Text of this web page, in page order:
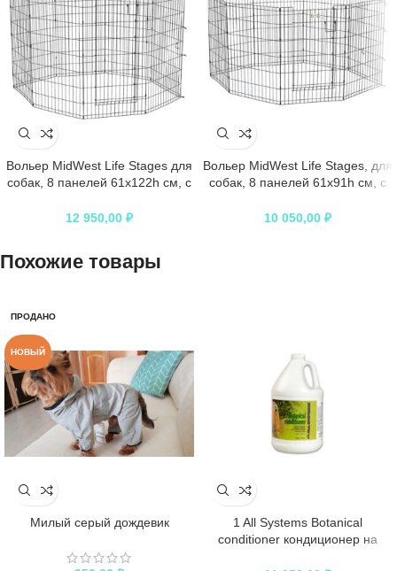
Вольер MidWest Life Stages для
собак, 8 панелей 61х122h см, с
12 950,00 ₽
Вольер MidWest Life Stages, для
собак, 8 панелей 61х91h см, с
10 050,00 ₽
Похожие товары
ПРОДАНО
НОВЫЙ
Милый серый дождевик
1 All Systems Botanical
conditioner кондиционер на